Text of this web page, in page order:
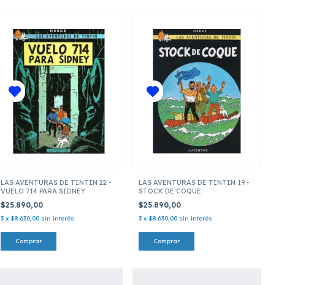
LAS AVENTURAS DE TINTIN 22 -
VUELO 714 PARA SIDNEY
$25.890,00
3 x $8.630,00 sin interés
LAS AVENTURAS DE TINTIN 19 -
STOCK DE COQUE
$25.890,00
3 x $8.630,00 sin interés